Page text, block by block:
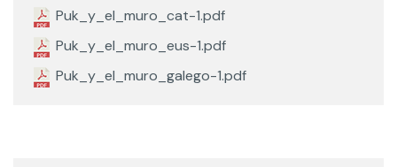
Puk_y_el_muro_cat-1.pdf
Puk_y_el_muro_eus-1.pdf
Puk_y_el_muro_galego-1.pdf